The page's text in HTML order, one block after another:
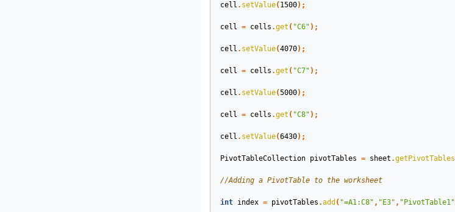
cell . setValue( 1500);
cell = cells .get ( "C6" );
cell . setValue(4070);
cell = cells .get ( "C7" );
cell . setValue(5000);
cell = cells .get ( "C8" );
cell . setValue(6430);
PivotTableCollection pivotTables = sheet .getPivotTables
//Adding a PivotTable to the worksheet
int index = pivotTables .add ( "=A1:C8" , "E3" , "PivotTable1"